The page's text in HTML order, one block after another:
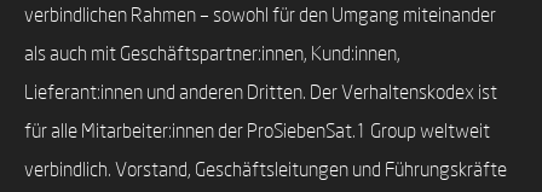
verbindlichen Rahmen – sowohl für den Umgang miteinander
als auch mit Geschäftspartner:innen, Kund:innen,
Lieferant:innen und anderen Dritten. Der Verhaltenskodex ist
für alle Mitarbeiter:innen der ProSiebenSat.1 Group weltweit
verbindlich. Vorstand, Geschäftsleitungen und Führungskräfte